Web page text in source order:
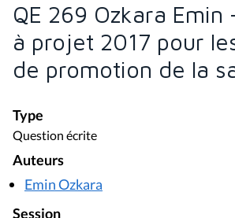
QE 269 Ozkara Emin
à projet 2017 pour
de promotion de la
Type
Question écrite
Auteurs
Emin Ozkara
Session